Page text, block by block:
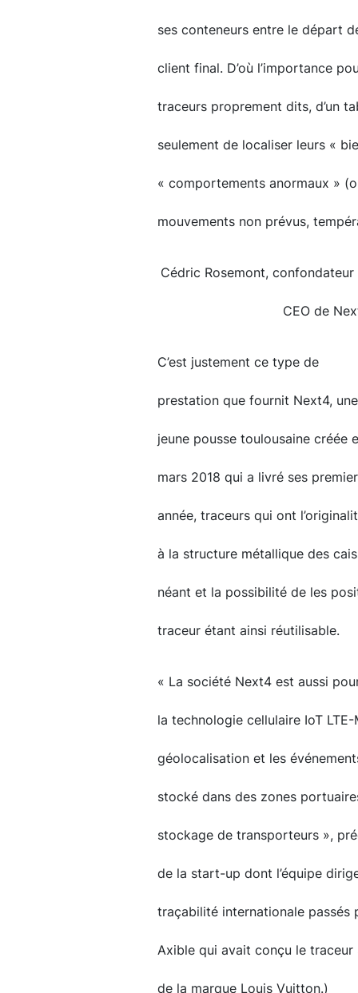
ses conteneurs entre le départ
client final. D’où l’importance
traceurs proprement dits, d’un
seulement de localiser leurs «
« comportements anormaux »
mouvements non prévus,
Cédric Rosemont, confondateur
CEO de
C’est justement ce type de
prestation que fournit Next4, une
jeune pousse toulousaine créée
mars 2018 qui a livré ses
année, traceurs qui ont
à la structure métallique des
néant et la possibilité de les
traceur étant ainsi réutilisable.
« La société Next4 est aussi
la technologie cellulaire IoT
géolocalisation et les
stocké dans des zones
stockage de transporteurs »,
de la start-up dont l’équipe
traçabilité internationale passés
Axible qui avait conçu le
de la marque Louis Vuitton.)